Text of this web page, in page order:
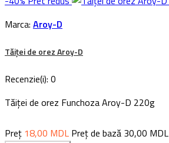
Marca: Aroy-D
Tăiței de orez Aroy-D
Recenzie(i): 0
Tăiței de orez Funchoza Aroy-D 220g
Preț 18,00 MDL Preț de bază 30,00 MDL